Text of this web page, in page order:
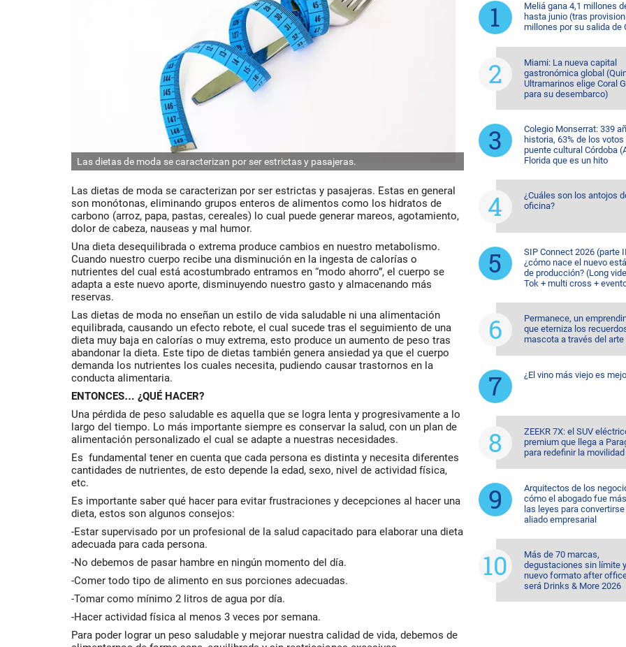
Las dietas de moda se caracterizan por ser estrictas y pasajeras.
Las dietas de moda se caracterizan por ser estrictas y pasajeras. Estas en general
son monótonas, eliminando grupos enteros de alimentos como los hidratos de
carbono (arroz, papa, pastas, cereales) lo cual puede generar mareos, agotamiento,
dolor de cabeza, nauseas y mal humor.
Una dieta desequilibrada o extrema produce cambios en nuestro metabolismo.
Cuando nuestro cuerpo recibe una disminución en la ingesta de calorías o
nutrientes del cual está acostumbrado entramos en “modo ahorro”, el cuerpo se
adapta a este nuevo aporte, disminuyendo nuestro gasto y almacenando más
reservas.
Las dietas de moda no enseñan un estilo de vida saludable ni una alimentación
equilibrada, causando un efecto rebote, el cual sucede tras el seguimiento de una
dieta muy baja en calorías o muy extrema, esto produce un aumento de peso tras
abandonar la dieta. Este tipo de dietas también genera ansiedad ya que el cuerpo
demanda los nutrientes los cuales necesita, pudiendo causar trastornos en la
conducta alimentaria.
ENTONCES… ¿QUÉ HACER?
Una pérdida de peso saludable es aquella que se logra lenta y progresivamente a lo
largo del tiempo. Lo más importante siempre es conservar la salud, con un plan de
alimentación personalizado el cual se adapte a nuestras necesidades.
Es fundamental tener en cuenta que cada persona es distinta y necesita diferentes
cantidades de nutrientes, de esto depende la edad, sexo, nivel de actividad física,
etc.
Es importante saber qué hacer para evitar frustraciones y decepciones al hacer una
dieta, estos son algunos consejos:
-Estar supervisado por un profesional de la salud capacitado para elaborar una dieta
adecuada para cada persona.
-No debemos de pasar hambre en ningún momento del día.
-Comer todo tipo de alimento en sus porciones adecuadas.
-Tomar como mínimo 2 litros de agua por día.
-Hacer actividad física al menos 3 veces por semana.
Para poder lograr un peso saludable y mejorar nuestra calidad de vida, debemos de
Meliá gana 4,1 millones
hasta junio (tras
millones por su salida de
Miami: La nueva capital
gastronómica global
Ultramarinos elige Coral
para su desembarco)
Colegio Monserrat: 339
historia, 63% de los votos
puente cultural Córdoba
Florida que es un hito
¿Cuáles son los antojos
oficina?
SIP Connect 2026 (parte
¿cómo nace el nuevo
de producción? (Long
Tok + multi cross +
Permanece, un
que eterniza los
mascota a través del arte
¿El vino más viejo es
ZEEKR 7X: el SUV
premium que llega a
para redefinir la movilidad
Arquitectos de los
cómo el abogado fue
las leyes para
aliado empresarial
Más de 70 marcas,
degustaciones sin límite
nuevo formato after
será Drinks & More 2026